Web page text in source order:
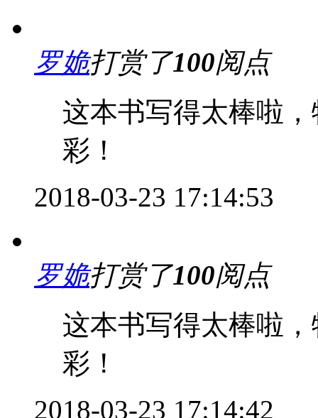
罗姽打赏了100阅点
这本书写得太棒啦
彩！
2018-03-23 17:14:53
罗姽打赏了100阅点
这本书写得太棒啦
彩！
2018-03-23 17:14:42